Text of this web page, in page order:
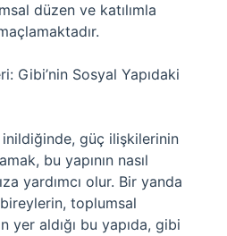
düzen ve katılımla
Gibi’nin Sosyal Yapıdaki
güç ilişkilerinin
bu yapının nasıl
yardımcı olur. Bir yanda
toplumsal
yer aldığı bu yapıda, gibi